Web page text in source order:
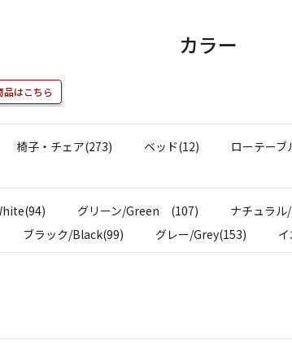
カラー
品はこちら
椅子・チェア(273) ベッド(12) ローテーブ
グリーン/Green (107) ナチュラ
ブラック/Black(99) グレー/Grey(153)